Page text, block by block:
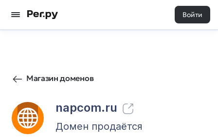
Войти
Магазин доменов
napcom.ru
75 0
Домен продаётся